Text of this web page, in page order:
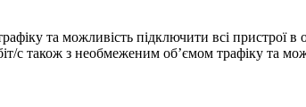
та можливість підключити всі пристрої в
с також з необмеженим об’ємом трафіку та